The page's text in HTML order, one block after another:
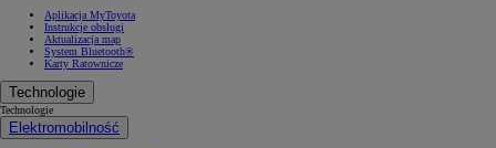
Aplikacja MyToyota
Instrukcje obsługi
Aktualizacja map
System Bluetooth®
Karty Ratownicze
Technologie
Technologie
Elektromobilność